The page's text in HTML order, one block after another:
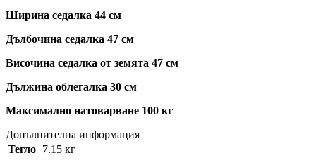
Ширина седалка 44 см
Дълбочина седалка 47 см
Височина седалка от земята 47 см
Дължина облегалка 30 см
Максимално натоварване 100 кг
Допълнителна информация
Тегло 7.15 кг